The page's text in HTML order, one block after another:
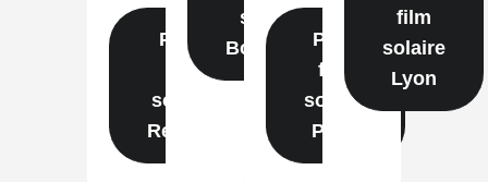
Pose
film
solaire
Rennes
solaire
BordeauxPose
film
solaire
Paris
film
solaire
Lyon